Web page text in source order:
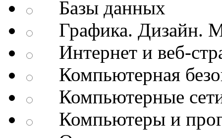
Базы данных
Графика. Дизайн.
Интернет и веб-
Компьютерная
Компьютерные
Компьютеры и